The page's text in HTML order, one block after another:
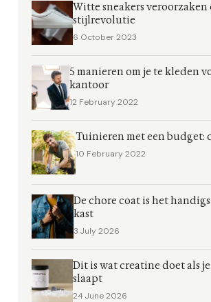
Witte sneakers veroorzaken
stijlrevolutie
6 October 2023
5 manieren om je te kleden
kantoor
12 February 2022
Tuinieren met een budget:
10 February 2022
De chore coat is het
kast
3 July 2026
Dit is wat creatine doet als
slaapt
24 June 2026